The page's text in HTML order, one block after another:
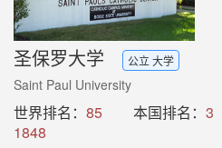
圣保罗大学 公立 大学
Saint Paul University
世界排名： 85 本国排名： 3
1848